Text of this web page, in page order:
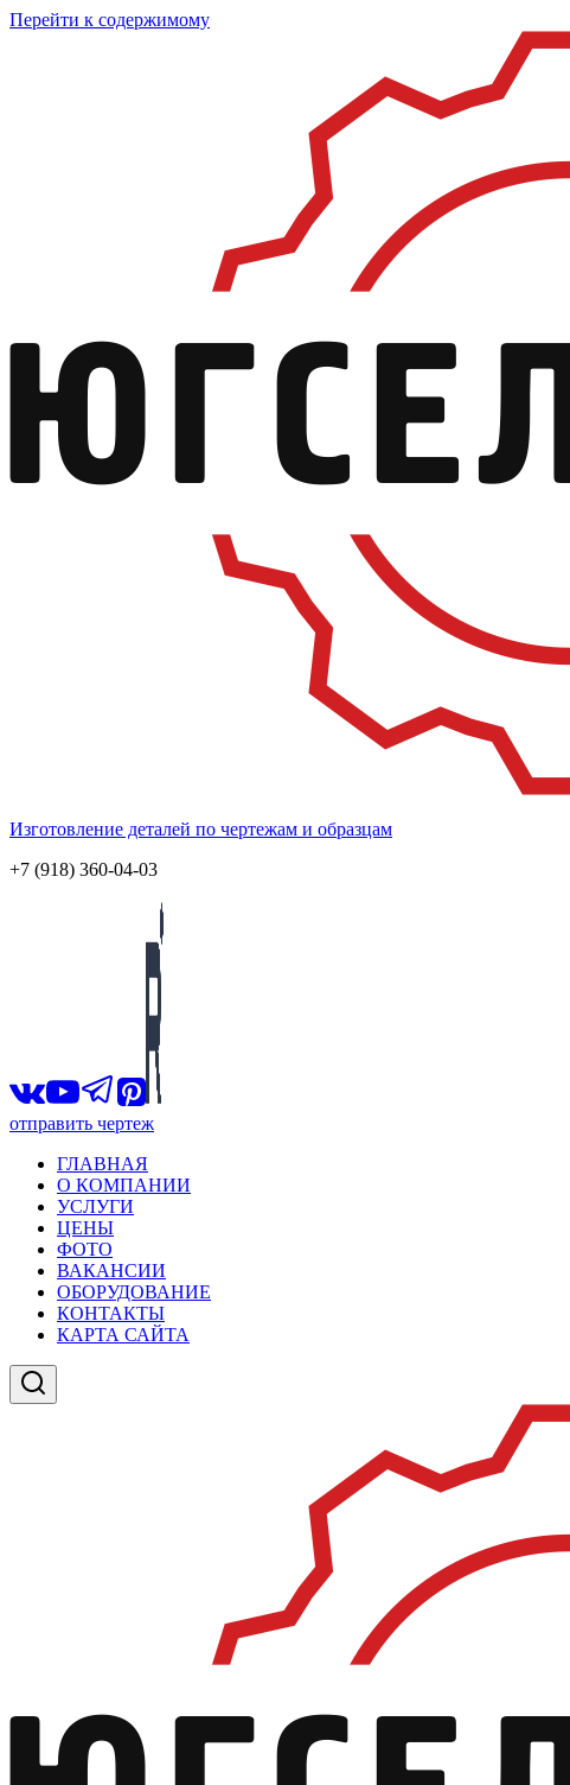
Перейти к содержимому
Изготовление деталей по чертежам и образцам
+7 (918) 360-04-03
отправить чертеж
ГЛАВНАЯ
О КОМПАНИИ
УСЛУГИ
ЦЕНЫ
ФОТО
ВАКАНСИИ
ОБОРУДОВАНИЕ
КОНТАКТЫ
КАРТА САЙТА